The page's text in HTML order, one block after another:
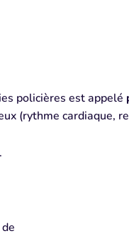
policières est appelé
(rythme cardiaque,